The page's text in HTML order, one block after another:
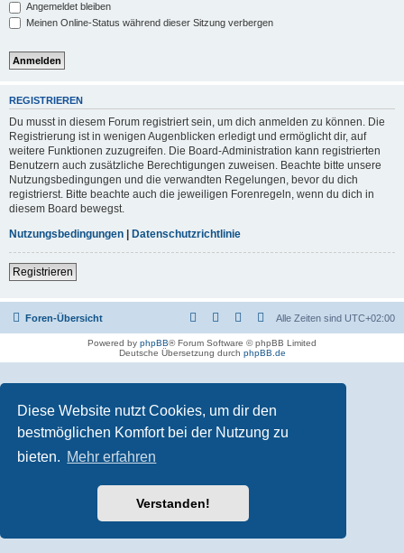
Diese Website nutzt Cookies, um dir den
bestmöglichen Komfort bei der Nutzung zu
bieten. Mehr erfahren
Verstanden!
Angemeldet bleiben
Meinen Online-Status während dieser Sitzung verbergen
REGISTRIEREN
Du musst in diesem Forum registriert sein, um dich anmelden zu können. Die
Registrierung ist in wenigen Augenblicken erledigt und ermöglicht dir, auf
weitere Funktionen zuzugreifen. Die Board-Administration kann registrierten
Benutzern auch zusätzliche Berechtigungen zuweisen. Beachte bitte unsere
Nutzungsbedingungen und die verwandten Regelungen, bevor du dich
registrierst. Bitte beachte auch die jeweiligen Forenregeln, wenn du dich in
diesem Board bewegst.
Nutzungsbedingungen | Datenschutzrichtlinie
Registrieren
Foren-Übersicht Alle Zeiten sind UTC+02:00
Powered by phpBB® Forum Software © phpBB Limited
Deutsche Übersetzung durch phpBB.de